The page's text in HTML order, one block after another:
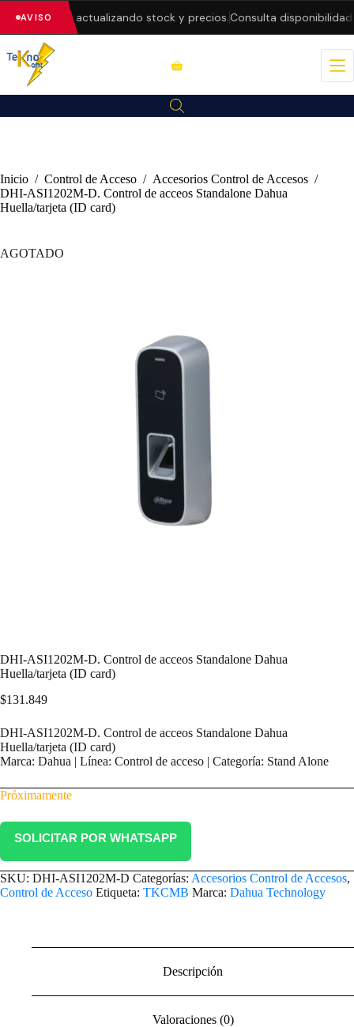
AVISO
— estamos actualizando stock y precios.Consulta disponibilidad
Inicio / Control de Acceso / Accesorios Control de Accesos /
DHI-ASI1202M-D. Control de acceos Standalone Dahua
Huella/tarjeta (ID card)
AGOTADO
DHI-ASI1202M-D. Control de acceos Standalone Dahua
Huella/tarjeta (ID card)
$131.849
DHI-ASI1202M-D. Control de acceos Standalone Dahua
Huella/tarjeta (ID card)
Marca: Dahua | Línea: Control de acceso | Categoría: Stand Alone
Próximamente
SOLICITAR POR WHATSAPP
SKU: DHI-ASI1202M-D Categorías: Accesorios Control de Accesos,
Control de Acceso Etiqueta: TKCMB Marca: Dahua Technology
Descripción
Valoraciones (0)